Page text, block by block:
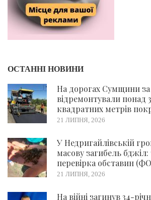
ОСТАННІ НОВИНИ
На дорогах Сумщини
відремонтували понад
квадратних метрів
21 ЛИПНЯ, 2026
У Недригайлівській
масову загибель бджіл:
перевірка обставин
21 ЛИПНЯ, 2026
На війні загинув 34-